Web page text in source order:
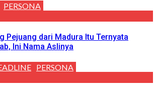
PERSONA
Pejuang dari Madura Itu Ternyata
Ini Nama Aslinya
PERSONA